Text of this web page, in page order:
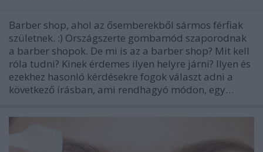
Barber shop, ahol az ősemberekből sármos férfiak
születnek. :) Országszerte gombamód szaporodnak
a barber shopok. De mi is az a barber shop? Mit kell
róla tudni? Kinek érdemes ilyen helyre járni? Ilyen és
ezekhez hasonló kérdésekre fogok választ adni a
következő írásban, ami rendhagyó módon, egy…